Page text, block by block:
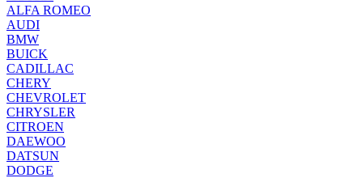
ALFA ROMEO
AUDI
BMW
BUICK
CADILLAC
CHERY
CHEVROLET
CHRYSLER
CITROEN
DAEWOO
DATSUN
DODGE